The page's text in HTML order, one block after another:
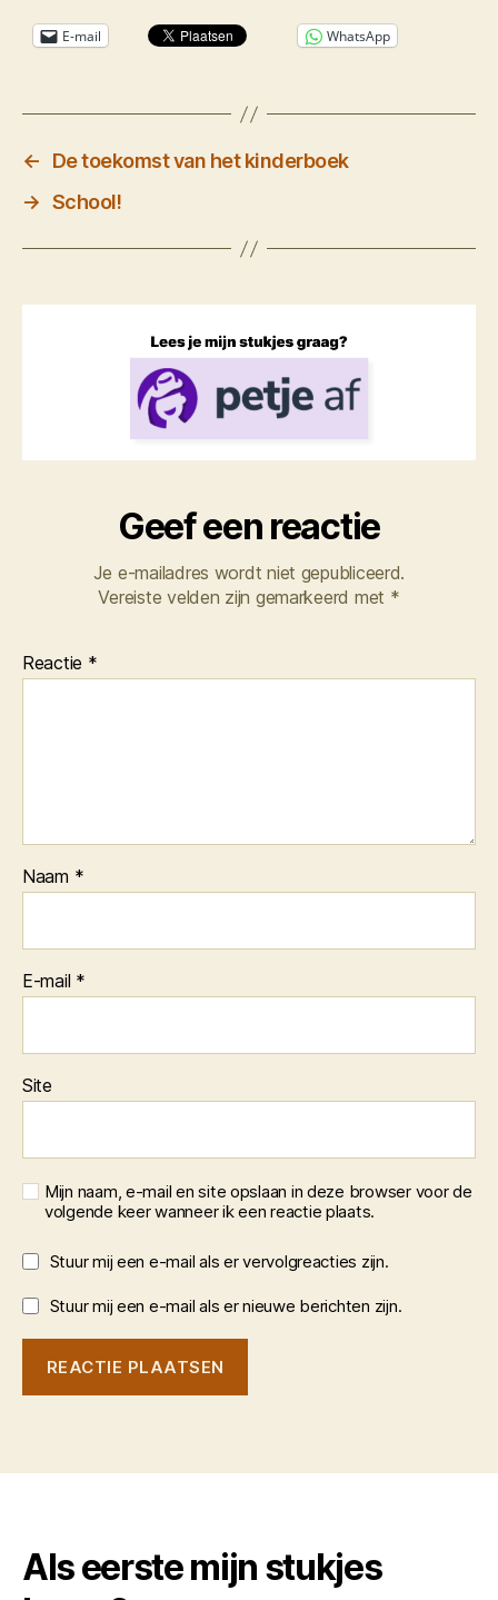
E-mail WhatsApp
←
De toekomst van het kinderboek
→ School!
Geef een reactie
Je e-mailadres wordt niet gepubliceerd.
Vereiste velden zijn gemarkeerd met *
Reactie *
Naam *
E-mail *
Site
Mijn naam, e-mail en site opslaan in deze browser voor de
volgende keer wanneer ik een reactie plaats.
Stuur mij een e-mail als er vervolgreacties zijn.
Stuur mij een e-mail als er nieuwe berichten zijn.
Als eerste mijn stukjes